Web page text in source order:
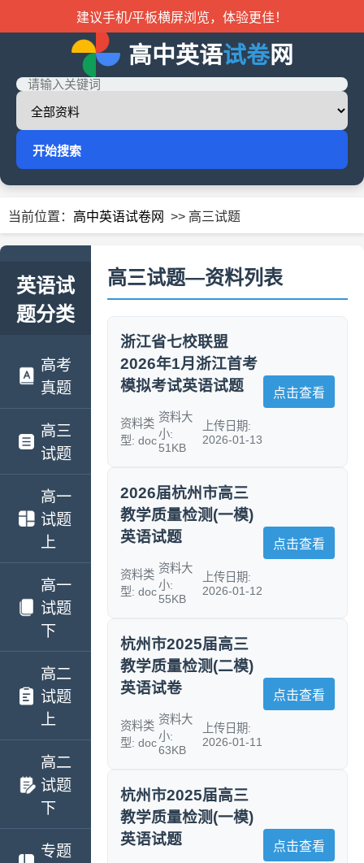
建议手机/平板横屏浏览，体验更佳！
高中英语试卷网
开始搜索
当前位置： 高中英语试卷网 >> 高三试题
英语试
题分类
高考
真题
高三
试题
高一
试题
上
高一
试题
下
高二
试题
上
高二
试题
下
专题
高三试题—资料列表
浙江省七校联盟
2026年1月浙江首考
模拟考试英语试题
资料类
型: doc
资料大
小:
51KB
上传日期:
2026-01-13
点击查看
2026届杭州市高三
教学质量检测(一模)
英语试题
资料类
型: doc
资料大
小:
55KB
上传日期:
2026-01-12
点击查看
杭州市2025届高三
教学质量检测(二模)
英语试卷
资料类
型: doc
资料大
小:
63KB
上传日期:
2026-01-11
点击查看
杭州市2025届高三
教学质量检测(一模)
英语试题
点击查看